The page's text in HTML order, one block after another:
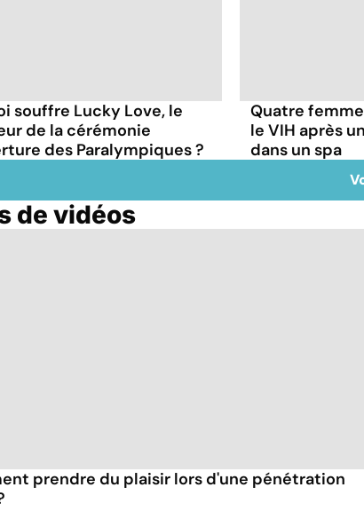
souffre Lucky Love, le
de la cérémonie
des Paralympiques ?
Quatre
le VIH après
dans un spa
de vidéos
prendre du plaisir lors d'une pénétration